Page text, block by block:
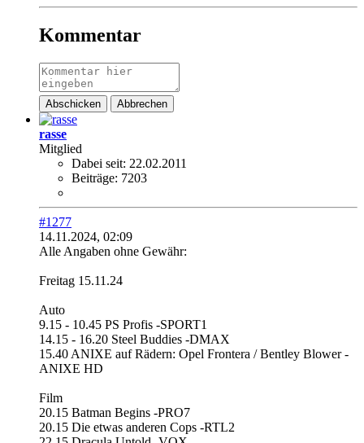
Kommentar
Abschicken Abbrechen
rasse
Mitglied
Dabei seit: 22.02.2011
Beiträge: 7203
#1277
14.11.2024, 02:09
Alle Angaben ohne Gewähr:
Freitag 15.11.24
Auto
9.15 - 10.45 PS Profis -SPORT1
14.15 - 16.20 Steel Buddies -DMAX
15.40 ANIXE auf Rädern: Opel Frontera / Bentley Blower -
ANIXE HD
Film
20.15 Batman Begins -PRO7
20.15 Die etwas anderen Cops -RTL2